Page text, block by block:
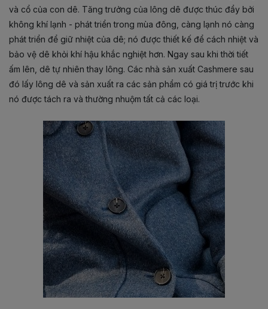
và cổ của con dê. Tăng trưởng của lông dê được thúc đẩy bởi
không khí lạnh - phát triển trong mùa đông, càng lạnh nó càng
phát triển để giữ nhiệt của dê; nó được thiết kế để cách nhiệt và
bảo vệ dê khỏi khí hậu khắc nghiệt hơn. Ngay sau khi thời tiết
ấm lên, dê tự nhiên thay lông. Các nhà sản xuất Cashmere sau
đó lấy lông dê và sản xuất ra các sản phẩm có giá trị trước khi
nó được tách ra và thường nhuộm tất cả các loại.